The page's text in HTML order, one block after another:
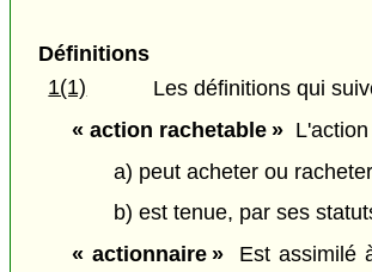
Définitions
1(1)
Les définitions qui
« action rachetable »L'action
a) peut acheter ou
b) est tenue, par ses
« actionnaire »Est assimilé à